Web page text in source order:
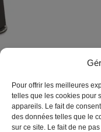
Pour offrir les meilleures
telles que les cookies pour
appareils. Le fait de
des données telles que le
sur ce site. Le fait de ne